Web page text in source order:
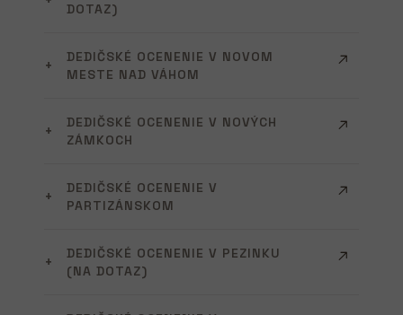
DOTAZ)
DEDIČSKÉ OCENENIE V NOVOM
MESTE NAD VÁHOM
DEDIČSKÉ OCENENIE V NOVÝCH
ZÁMKOCH
DEDIČSKÉ OCENENIE V
PARTIZÁNSKOM
DEDIČSKÉ OCENENIE V PEZINKU
(NA DOTAZ)